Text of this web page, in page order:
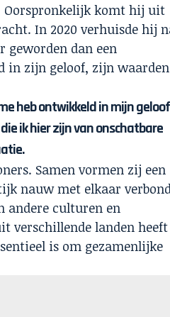
Oorspronkelijk komt hij uit
In 2020 verhuisde hij
geworden dan een
in zijn geloof, zijn
heb ontwikkeld in mijn
ik hier zijn van onschatbare
Samen vormen zij een
nauw met elkaar
andere culturen en
verschillende landen heeft
is om gezamenlijke